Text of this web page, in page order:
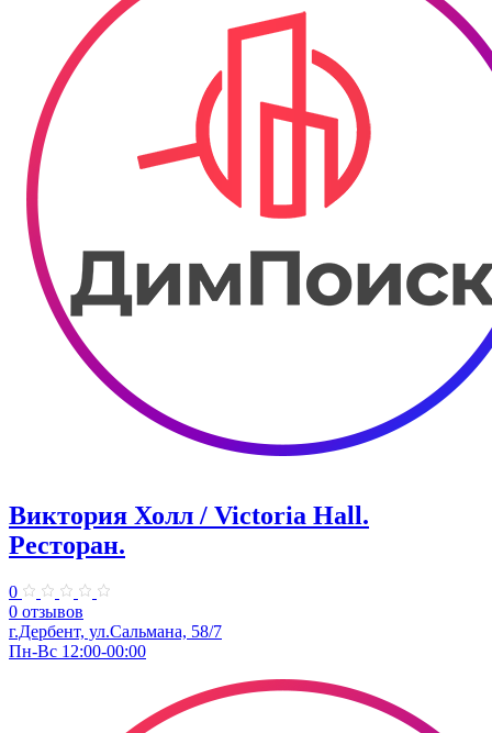
Виктория Холл / Victoria Hall.
Ресторан.
0
0 отзывов
г.Дербент, ул.Сальмана, 58/7
Пн-Вс 12:00-00:00